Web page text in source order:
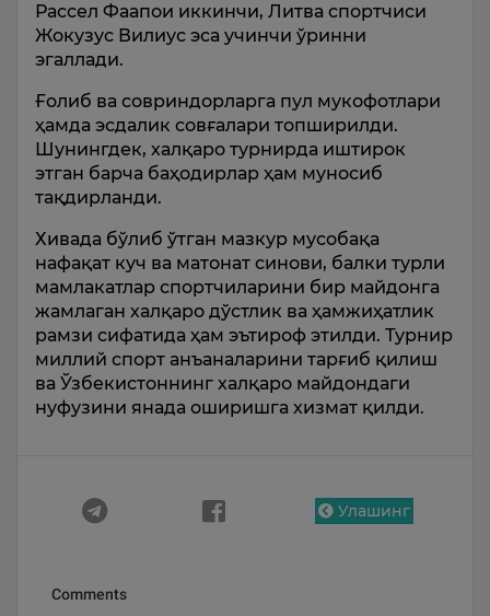
Рассел Фаапои иккинчи, Литва спортчиси
Жокузус Вилиус эса учинчи ўринни
эгаллади.
Ғолиб ва совриндорларга пул мукофотлари
ҳамда эсдалик совғалари топширилди.
Шунингдек, халқаро турнирда иштирок
этган барча баҳодирлар ҳам муносиб
тақдирланди.
Хивада бўлиб ўтган мазкур мусобақа
нафақат куч ва матонат синови, балки турли
мамлакатлар спортчиларини бир майдонга
жамлаган халқаро дўстлик ва ҳамжиҳатлик
рамзи сифатида ҳам эътироф этилди. Турнир
миллий спорт анъаналарини тарғиб қилиш
ва Ўзбекистоннинг халқаро майдондаги
нуфузини янада оширишга хизмат қилди.
Улашинг